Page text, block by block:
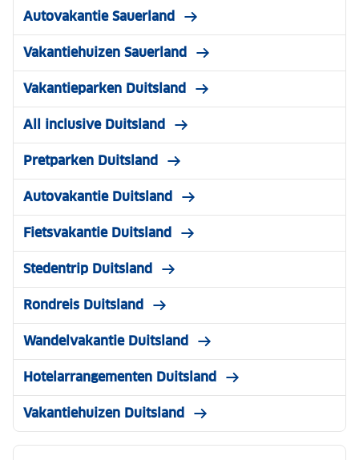
Autovakantie Sauerland
Vakantiehuizen Sauerland
Vakantieparken Duitsland
All inclusive Duitsland
Pretparken Duitsland
Autovakantie Duitsland
Fietsvakantie Duitsland
Stedentrip Duitsland
Rondreis Duitsland
Wandelvakantie Duitsland
Hotelarrangementen Duitsland
Vakantiehuizen Duitsland